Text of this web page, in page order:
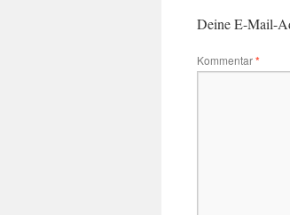
Deine E-Mail-
Kommentar*